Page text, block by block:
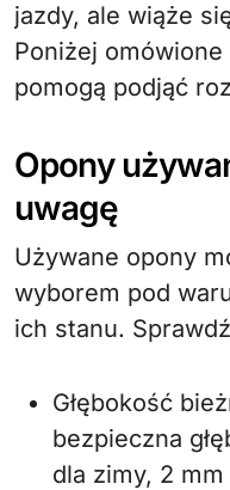
jazdy, ale wiąże
Poniżej
pomogą podjąć
Opony
uwagę
Używane opony
wyborem pod
ich stanu.
Głębokość
bezpieczna
dla zimy, 2